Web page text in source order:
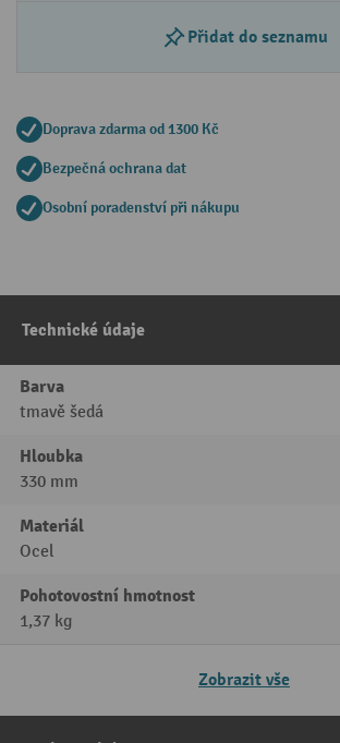
Přidat do seznamu
Doprava zdarma od 1300 Kč
Bezpečná ochrana dat
Osobní poradenství při nákupu
Technické údaje
Barva
tmavě šedá
Hloubka
330 mm
Materiál
Ocel
Pohotovostní hmotnost
1,37 kg
Zobrazit vše